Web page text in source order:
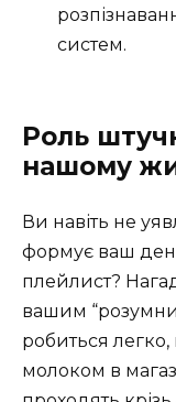
систем.
Роль
нашому
Ви навіть не
формує ваш
плейлист?
вашим
робиться
молоком в